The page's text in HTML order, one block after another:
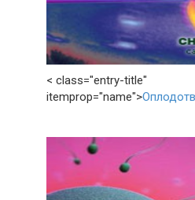
< class="entry-title"
itemprop="name">